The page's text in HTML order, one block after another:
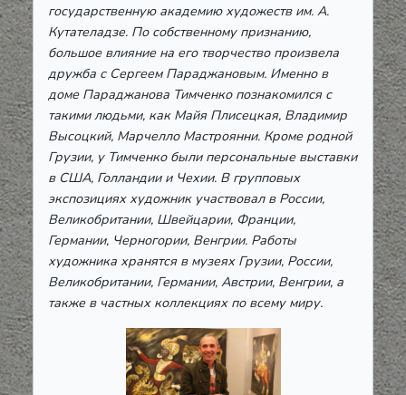
государственную академию художеств им. А.
Кутателадзе. По собственному признанию,
большое влияние на его творчество произвела
дружба с Сергеем Параджановым. Именно в
доме Параджанова Тимченко познакомился с
такими людьми, как Майя Плисецкая, Владимир
Высоцкий, Марчелло Мастроянни. Кроме родной
Грузии, у Тимченко были персональные выставки
в США, Голландии и Чехии. В групповых
экспозициях художник участвовал в России,
Великобритании, Швейцарии, Франции,
Германии, Черногории, Венгрии. Работы
художника хранятся в музеях Грузии, России,
Великобритании, Германии, Австрии, Венгрии, а
также в частных коллекциях по всему миру.